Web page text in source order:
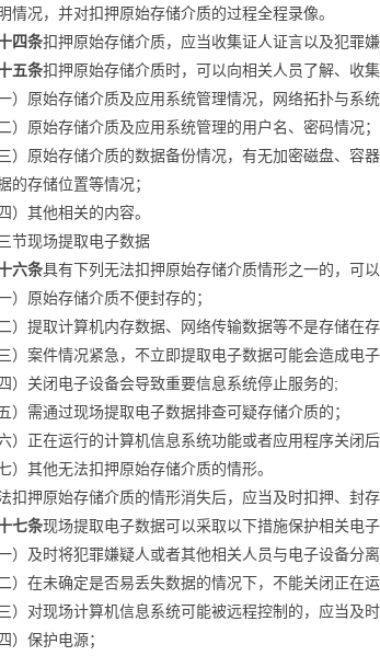
情况，并对扣押原始存储介质的过程全程录像。
四条扣押原始存储介质，应当收集证人证言以及犯罪
五条扣押原始存储介质时，可以向相关人员了解、收
一）原始存储介质及应用系统管理情况，网络拓扑与系
二）原始存储介质及应用系统管理的用户名、密码情况；
三）原始存储介质的数据备份情况，有无加密磁盘、
的存储位置等情况；
四）其他相关的内容。
节现场提取电子数据
六条具有下列无法扣押原始存储介质情形之一的，可以
一）原始存储介质不便封存的；
二）提取计算机内存数据、网络传输数据等不是存储在
三）案件情况紧急，不立即提取电子数据可能会造成电
四）关闭电子设备会导致重要信息系统停止服务的;
五）需通过现场提取电子数据排查可疑存储介质的；
六）正在运行的计算机信息系统功能或者应用程序关闭
七）其他无法扣押原始存储介质的情形。
扣押原始存储介质的情形消失后，应当及时扣押、封存
七条现场提取电子数据可以采取以下措施保护相关电子
一）及时将犯罪嫌疑人或者其他相关人员与电子设备分
二）在未确定是否易丢失数据的情况下，不能关闭正在
三）对现场计算机信息系统可能被远程控制的，应当及
四）保护电源；